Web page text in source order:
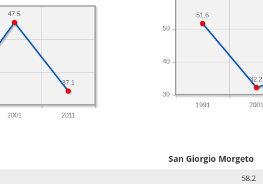
2001 2011
37.1
47.5
1991 2001
30
40
50
32.2
51.6
San Giorgio Morgeto
58.2